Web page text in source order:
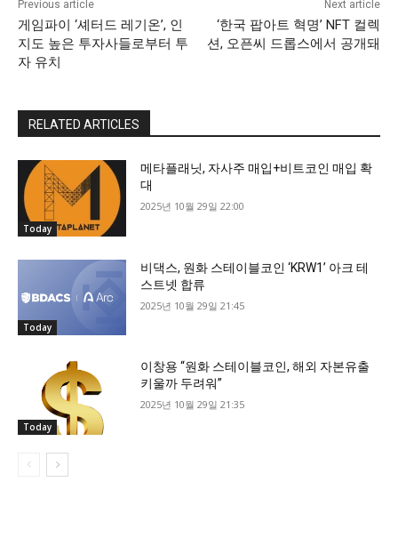
Previous article
게임파이 ‘셰터드 레기온’, 인
지도 높은 투자사들로부터 투
자 유치
Next article
‘한국 팝아트 혁명’ NFT 컬렉
션, 오픈씨 드롭스에서 공개돼
RELATED ARTICLES
Today
메타플래닛, 자사주 매입+비트코인 매입 확
대
2025년 10월 29일 22:00
Today
비댁스, 원화 스테이블코인 ‘KRW1’ 아크 테
스트넷 합류
2025년 10월 29일 21:45
Today
이창용 “원화 스테이블코인, 해외 자본유출
키울까 두려워”
2025년 10월 29일 21:35